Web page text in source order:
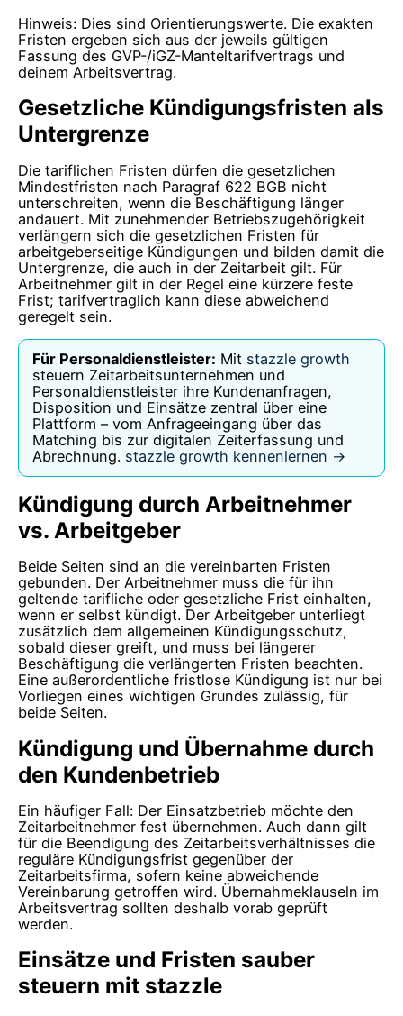
Hinweis: Dies sind Orientierungswerte. Die exakten
Fristen ergeben sich aus der jeweils gültigen
Fassung des GVP-/iGZ-Manteltarifvertrags und
deinem Arbeitsvertrag.
Gesetzliche Kündigungsfristen als
Untergrenze
Die tariflichen Fristen dürfen die gesetzlichen
Mindestfristen nach Paragraf 622 BGB nicht
unterschreiten, wenn die Beschäftigung länger
andauert. Mit zunehmender Betriebszugehörigkeit
verlängern sich die gesetzlichen Fristen für
arbeitgeberseitige Kündigungen und bilden damit die
Untergrenze, die auch in der Zeitarbeit gilt. Für
Arbeitnehmer gilt in der Regel eine kürzere feste
Frist; tarifvertraglich kann diese abweichend
geregelt sein.
Für Personaldienstleister: Mit stazzle growth
steuern Zeitarbeitsunternehmen und
Personaldienstleister ihre Kundenanfragen,
Disposition und Einsätze zentral über eine
Plattform – vom Anfrageeingang über das
Matching bis zur digitalen Zeiterfassung und
Abrechnung. stazzle growth kennenlernen →
Kündigung durch Arbeitnehmer
vs. Arbeitgeber
Beide Seiten sind an die vereinbarten Fristen
gebunden. Der Arbeitnehmer muss die für ihn
geltende tarifliche oder gesetzliche Frist einhalten,
wenn er selbst kündigt. Der Arbeitgeber unterliegt
zusätzlich dem allgemeinen Kündigungsschutz,
sobald dieser greift, und muss bei längerer
Beschäftigung die verlängerten Fristen beachten.
Eine außerordentliche fristlose Kündigung ist nur bei
Vorliegen eines wichtigen Grundes zulässig, für
beide Seiten.
Kündigung und Übernahme durch
den Kundenbetrieb
Ein häufiger Fall: Der Einsatzbetrieb möchte den
Zeitarbeitnehmer fest übernehmen. Auch dann gilt
für die Beendigung des Zeitarbeitsverhältnisses die
reguläre Kündigungsfrist gegenüber der
Zeitarbeitsfirma, sofern keine abweichende
Vereinbarung getroffen wird. Übernahmeklauseln im
Arbeitsvertrag sollten deshalb vorab geprüft
werden.
Einsätze und Fristen sauber
steuern mit stazzle